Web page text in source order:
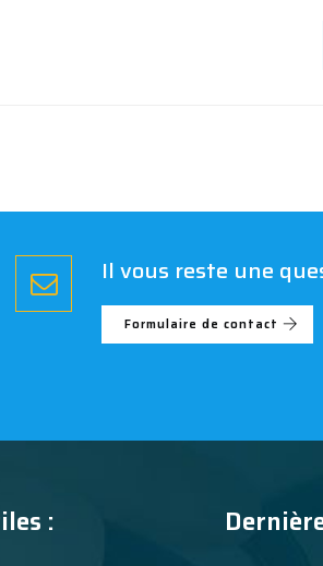
Il vous reste une
Formulaire de contact
: